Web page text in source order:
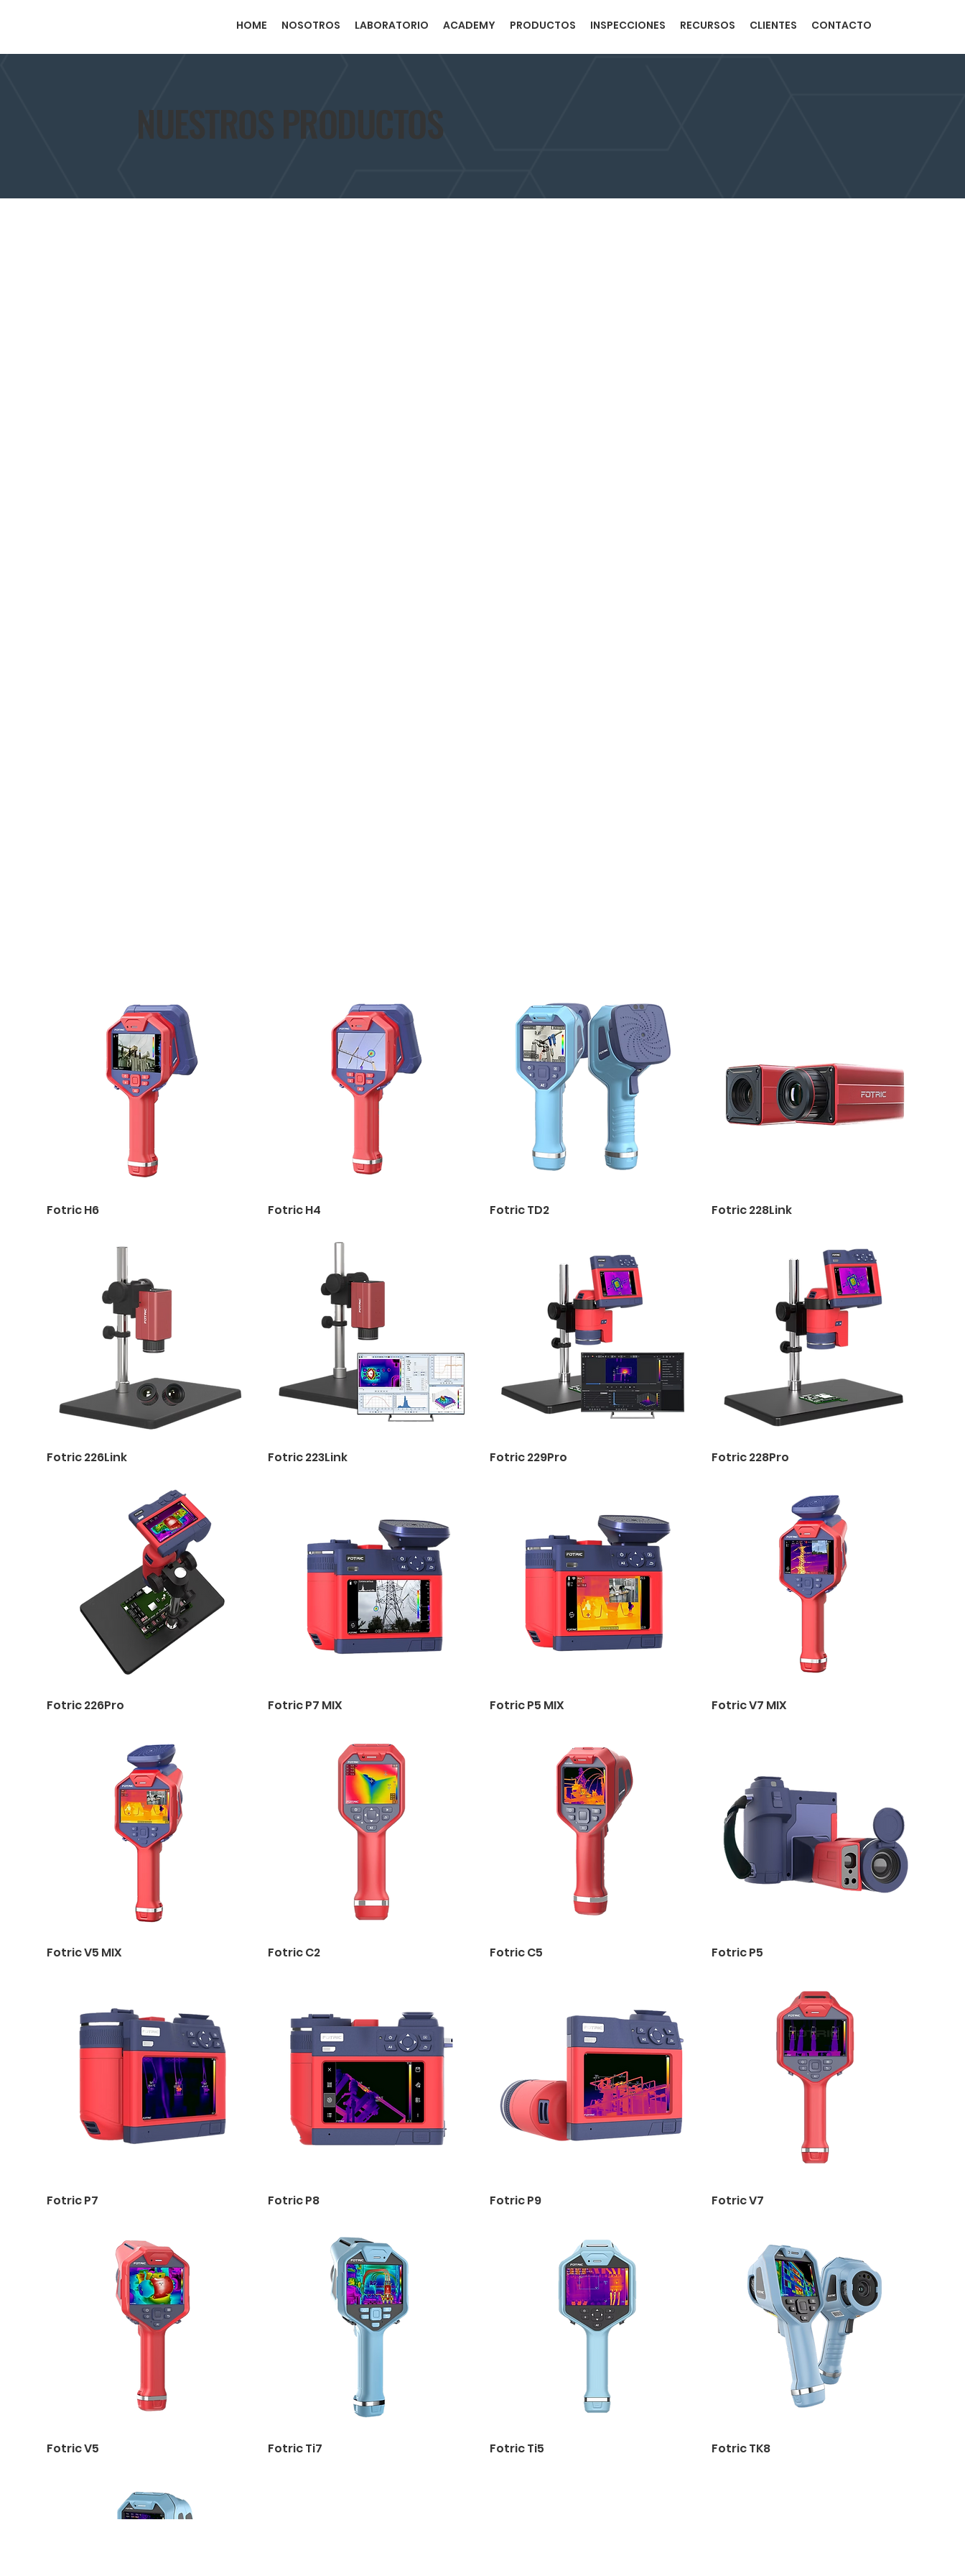
HOME NOSOTROS LABORATORIO ACADEMY PRODUCTOS INSPECCIONES RECURSOS CLIENTES CONTACTO
NUESTROS PRODUCTOS
Fotric H6 Fotric H4 Fotric TD2 Fotric 228Link
Fotric 226Link Fotric 223Link Fotric 229Pro Fotric 228Pro
Fotric 226Pro Fotric P7 MIX Fotric P5 MIX Fotric V7 MIX
Fotric V5 MIX Fotric C2 Fotric C5 Fotric P5
Fotric P7 Fotric P8 Fotric P9 Fotric V7
Fotric V5 Fotric Ti7 Fotric Ti5 Fotric TK8